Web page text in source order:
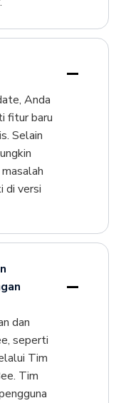
Anda
fitur baru
Selain
di versi
dan
seperti
Tim
Tim